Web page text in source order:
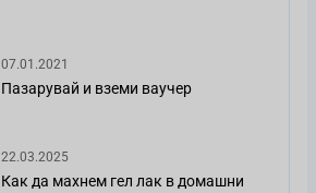
07.01.2021
Пазарувай и вземи ваучер
22.03.2025
Как да махнем гел лак в домашни